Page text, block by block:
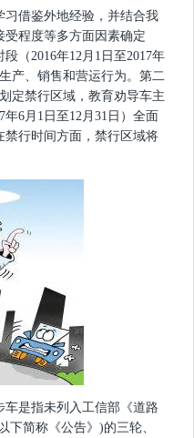
借鉴外地经验，并结合我
程度等多方面因素确定
（2016年12月1日至2017年
产、销售和营运行为。第二
定禁行区域，教育劝导车主
6月1日至12月31日）全面
行时间方面，禁行区域将
是指未列入工信部《道路
下简称《公告》)的三轮、